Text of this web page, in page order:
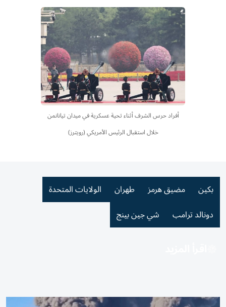
أفراد حرس الشرف أثناء تحية عسكرية في ميدان تيانانمن
خلال استقبال الرئيس الأمريكي (رويترز)
بكين مضيق هرمز طهران
الولايات المتحدة
دونالد ترامب
شي جين بينج